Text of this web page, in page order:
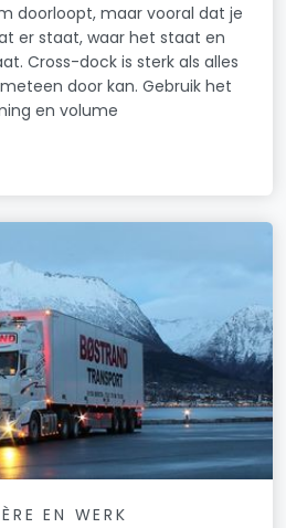
doorloopt, maar vooral dat je
er staat, waar het staat en
Cross-dock is sterk als alles
door kan. Gebruik het
en volume
EN WERK